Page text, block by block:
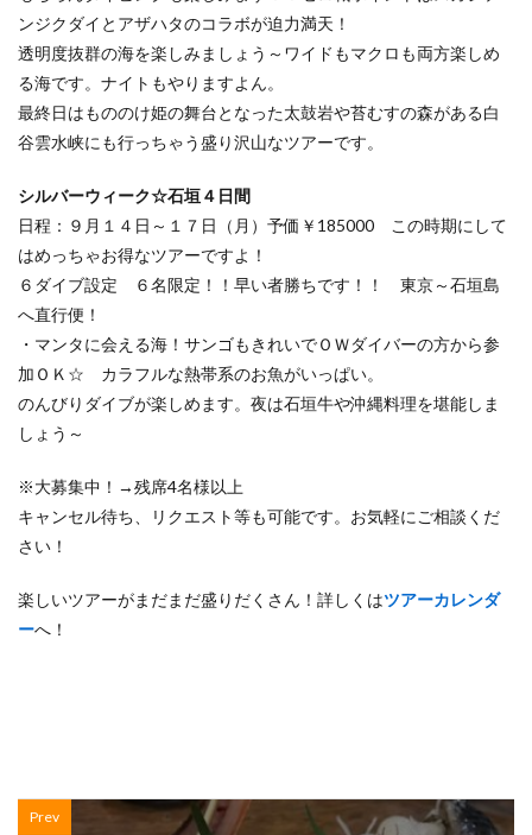
ンジクダイとアザハタのコラボが迫力満天！
透明度抜群の海を楽しみましょう～ワイドもマクロも両方楽しめ
る海です。ナイトもやりますよん。
最終日はもののけ姫の舞台となった太鼓岩や苔むすの森がある白
谷雲水峡にも行っちゃう盛り沢山なツアーです。
シルバーウィーク☆石垣４日間
日程：９月１４日～１７日（月）予価￥185000 この時期にして
はめっちゃお得なツアーですよ！
６ダイブ設定 ６名限定！！早い者勝ちです！！ 東京～石垣島
へ直行便！
・マンタに会える海！サンゴもきれいでＯＷダイバーの方から参
加ＯＫ☆ カラフルな熱帯系のお魚がいっぱい。
のんびりダイブが楽しめます。夜は石垣牛や沖縄料理を堪能しま
しょう～
※大募集中！→残席4名様以上
キャンセル待ち、リクエスト等も可能です。お気軽にご相談くだ
さい！
楽しいツアーがまだまだ盛りだくさん！詳しくはツアーカレンダ
ーへ！
Prev